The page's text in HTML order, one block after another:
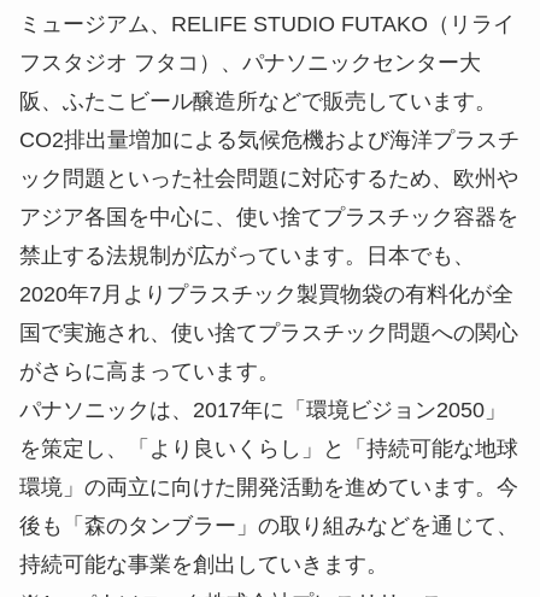
ミュージアム、RELIFE STUDIO FUTAKO（リライ
フスタジオ フタコ）、パナソニックセンター大
阪、ふたこビール醸造所などで販売しています。
CO2排出量増加による気候危機および海洋プラスチ
ック問題といった社会問題に対応するため、欧州や
アジア各国を中心に、使い捨てプラスチック容器を
禁止する法規制が広がっています。日本でも、
2020年7月よりプラスチック製買物袋の有料化が全
国で実施され、使い捨てプラスチック問題への関心
がさらに高まっています。
パナソニックは、2017年に「環境ビジョン2050」
を策定し、「より良いくらし」と「持続可能な地球
環境」の両立に向けた開発活動を進めています。今
後も「森のタンブラー」の取り組みなどを通じて、
持続可能な事業を創出していきます。